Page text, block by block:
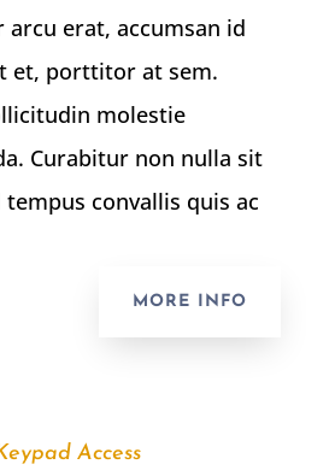
arcu erat, accumsan id
et, porttitor at sem.
molestie
Curabitur non nulla sit
convallis quis ac
MORE INFO
Access